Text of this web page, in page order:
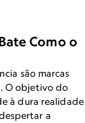
Como o
são marcas
O objetivo do
à dura realidade
a